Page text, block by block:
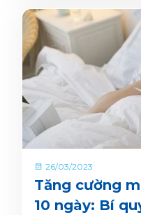
bầu Gen Z" đã thông
26/03/2023
Tăng cường
10 ngày: Bí